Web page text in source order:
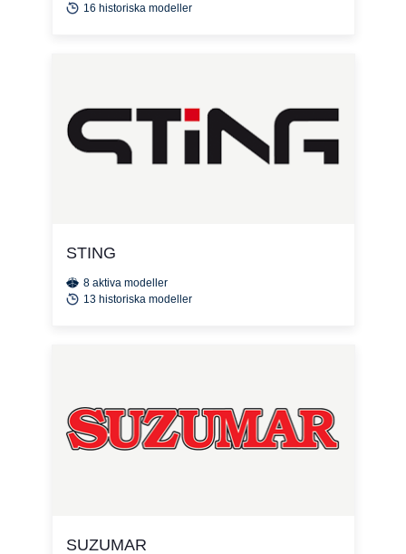
16 historiska modeller
STING
8 aktiva modeller
13 historiska modeller
SUZUMAR